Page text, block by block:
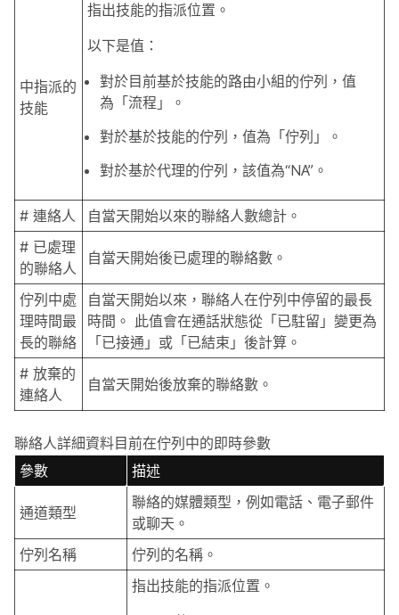
中指派的
技能
指出技能的指派位置。
以下是值：
對於目前基於技能的路由小組的佇列，值
為「流程」。
對於基於技能的佇列，值為「佇列」。
對於基於代理的佇列，該值為“NA”。
# 連絡人
自當天開始以來的聯絡人數總計。
# 已處理
的聯絡人
自當天開始後已處理的聯絡數。
佇列中處
理時間最
長的聯絡
自當天開始以來，聯絡人在佇列中停留的最長
時間。 此值會在通話狀態從「已駐留」變更為
「已接通」或「已結束」後計算。
# 放棄的
連絡人
自當天開始後放棄的聯絡數。
聯絡人詳細資料目前在佇列中的即時參數
參數
描述
通道類型
聯絡的媒體類型，例如電話、電子郵件
或聊天。
佇列名稱
佇列的名稱。
指出技能的指派位置。